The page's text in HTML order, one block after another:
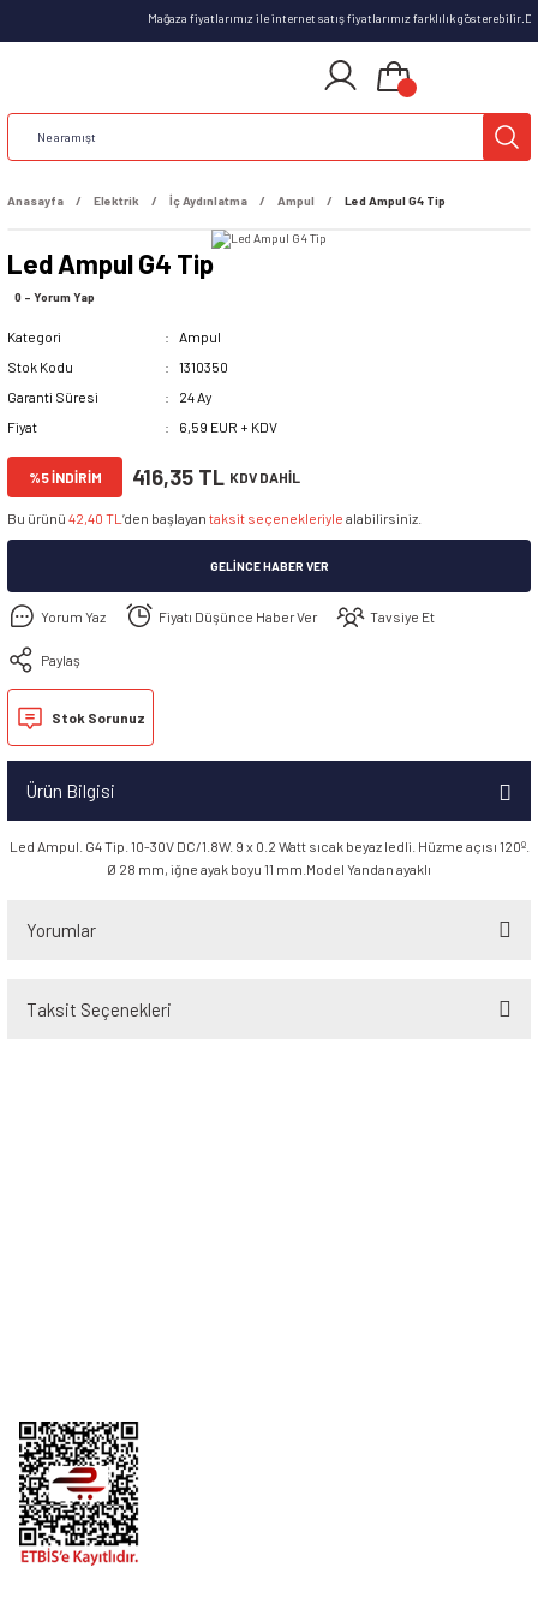
Mağaza fiyatlarımız ile internet satış fiyatlarımız farklılık
Anasayfa Elektrik İç Aydınlatma Ampul Led Ampul G4 Tip
Led Ampul G4 Tip
0 - Yorum Yap
Kategori
Ampul
Stok Kodu
1310350
Garanti Süresi
24 Ay
Fiyat
6,59 EUR + KDV
%5 İNDİRİM 416,35 TL KDV DAHİL
Bu ürünü 42,40 TL ’den başlayan taksit seçenekleriyle alabilirsiniz.
GELINCE HABER VER
Yorum Yaz Fiyatı Düşünce Haber Ver Tavsiye Et
Paylaş
Stok Sorunuz
Ürün Bilgisi
Led Ampul. G4 Tip. 10-30V DC/1.8W. 9 x 0.2 Watt sıcak beyaz ledli. Hüzme açısı 120º.
Ø 28 mm, iğne ayak boyu 11 mm.Model Yandan ayaklı
Yorumlar
Taksit Seçenekleri